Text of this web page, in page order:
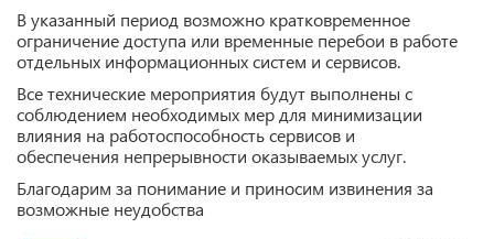
В указанный период возможно кратковременное
ограничение доступа или временные перебои в работе
отдельных информационных систем и сервисов.
Все технические мероприятия будут выполнены с
соблюдением необходимых мер для минимизации
влияния на работоспособность сервисов и
обеспечения непрерывности оказываемых услуг.
Благодарим за понимание и приносим извинения за
возможные неудобства